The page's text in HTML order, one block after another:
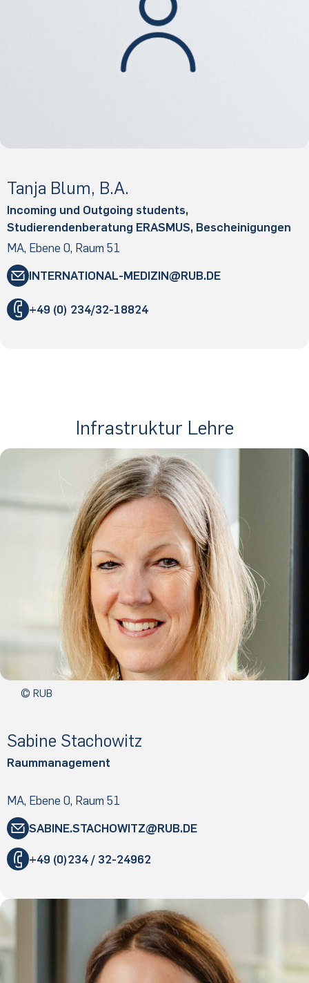
Tanja Blum, B.A.
Incoming und Outgoing students,
Studierendenberatung ERASMUS, Bescheinigungen
MA, Ebene 0, Raum 51
INTERNATIONAL-MEDIZIN
RUB.DE
+49 (0) 234/32-18824
Infrastruktur Lehre
© RUB
Sa­bi­ne Sta­cho­w­itz
Raummanagement
MA, Ebene 0, Raum 51
SABINE.​STACHOWITZ
​RUB
&
.​DE
+49 (0)234 / 32-24962